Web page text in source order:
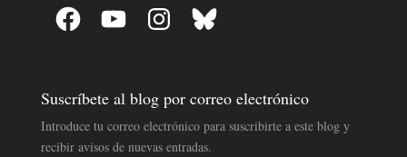
Facebook YouTube InstagramBluesky
Suscríbete al blog por correo electrónico
Introduce tu correo electrónico para suscribirte a este blog y
recibir avisos de nuevas entradas.